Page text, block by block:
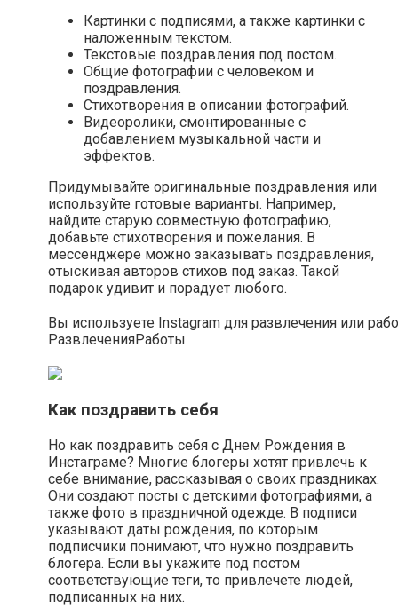
Картинки с подписями, а также картинки с
наложенным текстом.
Текстовые поздравления под постом.
Общие фотографии с человеком и
поздравления.
Стихотворения в описании фотографий.
Видеоролики, смонтированные с
добавлением музыкальной части и
эффектов.
Придумывайте оригинальные поздравления или
используйте готовые варианты. Например,
найдите старую совместную фотографию,
добавьте стихотворения и пожелания. В
мессенджере можно заказывать поздравления,
отыскивая авторов стихов под заказ. Такой
подарок удивит и порадует любого.
Вы используете Instagram для развлечения или
РазвлеченияРаботы
Как поздравить себя
Но как поздравить себя с Днем Рождения в
Инстаграме? Многие блогеры хотят привлечь к
себе внимание, рассказывая о своих праздниках.
Они создают посты с детскими фотографиями, а
также фото в праздничной одежде. В подписи
указывают даты рождения, по которым
подписчики понимают, что нужно поздравить
блогера. Если вы укажите под постом
соответствующие теги, то привлечете людей,
подписанных на них.